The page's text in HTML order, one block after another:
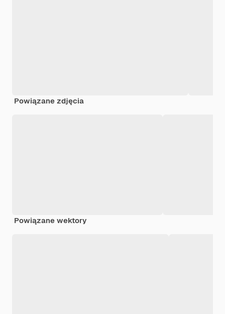
Powiązane zdjęcia
Powiązane wektory